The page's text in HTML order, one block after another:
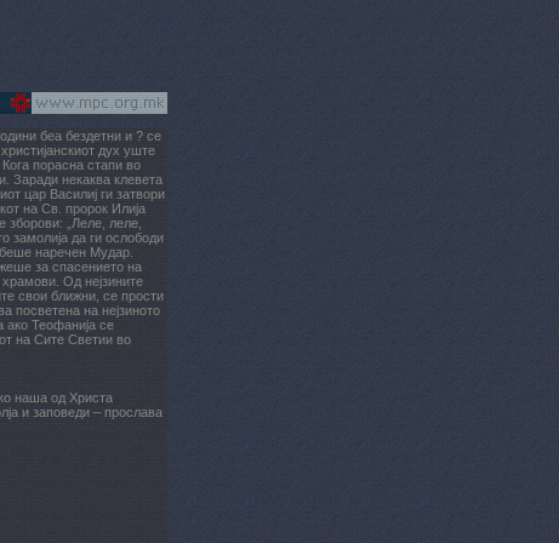
беа бездетни и ? се
дух уште
порасна стапи во
Заради некаква клевета
цар Василиј ги затвори
на Св. пророк Илија
зборови: „Леле, леле,
замолија да ги ослободи
беше наречен Мудар.
за спасението на
храмови. Од нејзините
свои ближни, се прости
посветена на нејзиното
ако Теофанија се
на Сите Светии во
наша од Христа
и заповеди – прослава